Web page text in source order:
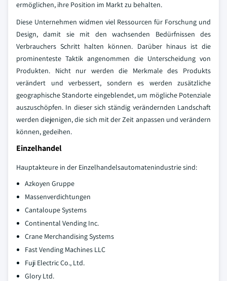
ermöglichen, ihre Position im Markt zu behalten.
Diese Unternehmen widmen viel Ressourcen für Forschung und
Design, damit sie mit den wachsenden Bedürfnissen des
Verbrauchers Schritt halten können. Darüber hinaus ist die
prominenteste Taktik angenommen die Unterscheidung von
Produkten. Nicht nur werden die Merkmale des Produkts
verändert und verbessert, sondern es werden zusätzliche
geographische Standorte eingeblendet, um mögliche Potenziale
auszuschöpfen. In dieser sich ständig verändernden Landschaft
werden diejenigen, die sich mit der Zeit anpassen und verändern
können, gedeihen.
Einzelhandel
Hauptakteure in der Einzelhandelsautomatenindustrie sind:
Azkoyen Gruppe
Massenverdichtungen
Cantaloupe Systems
Continental Vending Inc.
Crane Merchandising Systems
Fast Vending Machines LLC
Fuji Electric Co., Ltd.
Glory Ltd.